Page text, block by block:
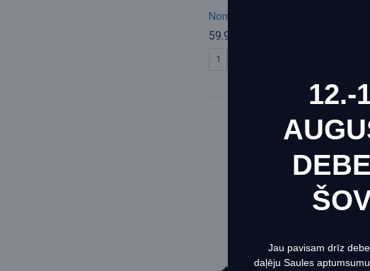
Этот веб-сайт
максимально
Информация о
Nomura
59.96€
12.-
Jau pavisam drīz
daļēju Saules